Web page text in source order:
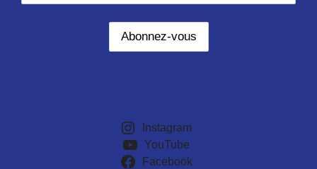
Instagram
YouTube
Facebook